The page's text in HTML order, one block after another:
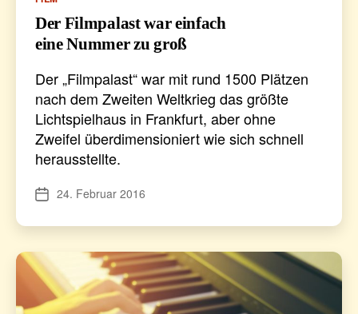
Der Filmpalast war einfach
eine Nummer zu groß
Der „Filmpalast“ war mit rund 1500 Plätzen
nach dem Zweiten Weltkrieg das größte
Lichtspielhaus in Frankfurt, aber ohne
Zweifel überdimensioniert wie sich schnell
herausstellte.
Veröffentlichungsdatum
24. Februar 2016